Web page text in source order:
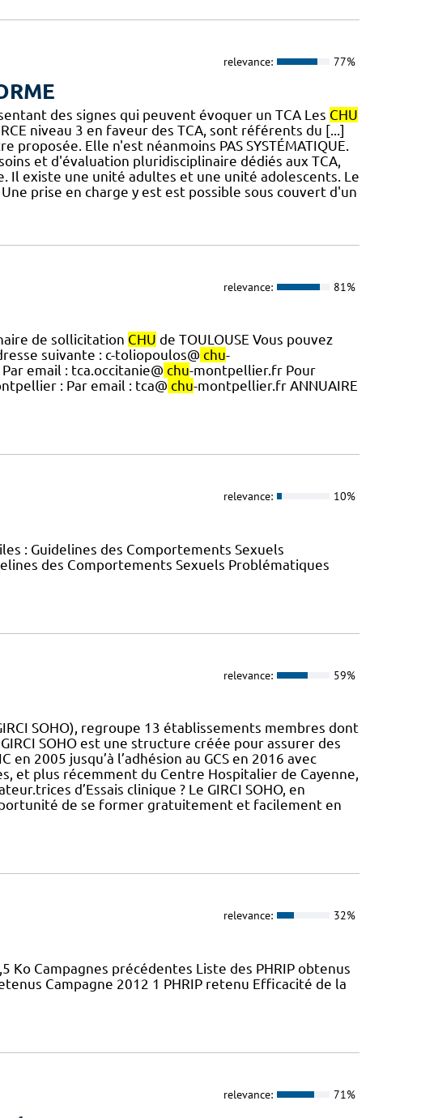
relevance: 77%
des signes qui peuvent évoquer un TCA Les CHU
niveau 3 en faveur des TCA, sont référents du [...]
Elle n'est néanmoins PAS SYSTÉMATIQUE.
et d'évaluation pluridisciplinaire dédiés aux TCA,
Il existe une unité adultes et une unité adolescents. Le
prise en charge y est est possible sous couvert d'un
relevance: 81%
de sollicitation CHU de TOULOUSE Vous pouvez
suivante : c-toliopoulos@ chu-
email : tca.occitanie@ chu-montpellier.fr Pour
: Par email : tca@ chu-montpellier.fr ANNUAIRE
relevance: 10%
: Guidelines des Comportements Sexuels
des Comportements Sexuels Problématiques
relevance: 59%
SOHO), regroupe 13 établissements membres dont
SOHO est une structure créée pour assurer des
en 2005 jusqu’à l’adhésion au GCS en 2016 avec
et plus récemment du Centre Hospitalier de Cayenne,
d’Essais clinique ? Le GIRCI SOHO, en
de se former gratuitement et facilement en
relevance: 32%
Ko Campagnes précédentes Liste des PHRIP obtenus
Campagne 2012 1 PHRIP retenu Efficacité de la
relevance: 71%